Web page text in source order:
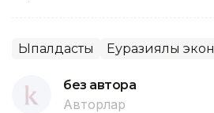
Ықпалдастық Еуразиялық
без автора
Авторлар